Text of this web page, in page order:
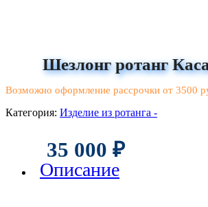
Шезлонг ротанг
Возможно оформление рассрочки от 3500
Категория: Изделие из ротанга -
35 000 ₽
Описание